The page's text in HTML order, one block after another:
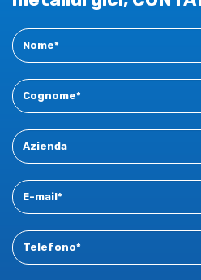
come nell'automotive e nella
è unasimulazione predittiva
meno prove stampo in reparto,
Ildocumento tecnico
dettaglio la metodologia, le leghe
Contact
New